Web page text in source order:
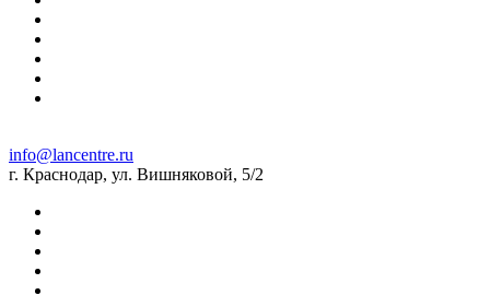
info@lancentre.ru
г. Краснодар, ул. Вишняковой, 5/2